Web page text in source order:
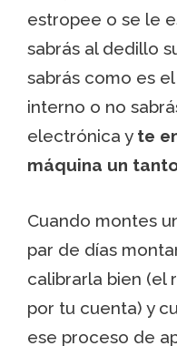
estropee o se le
sabrás al dedillo
sabrás como es
interno o no
electrónica y te
máquina un
Cuando montes
par de días
calibrarla bien (el
por tu cuenta) y
ese proceso de